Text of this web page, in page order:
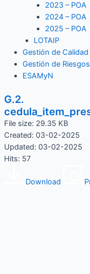
2023 – POA
2024 – POA
2025 – POA
LOTAIP
Gestión de Calidad
Gestión de Riesgos
ESAMyN
G.2.
File size: 29.35 KB
Created: 03-02-2025
Updated: 03-02-2025
Hits: 57
Download